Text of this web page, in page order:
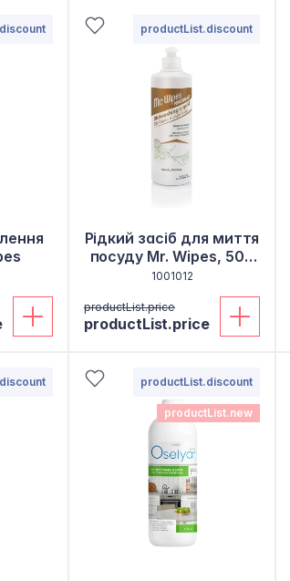
productList.discount
Рідкий засіб для миття
посуду Mr. Wipes, 500
мл
1001012
productList.price
productList.price
productList.discount
productList.new